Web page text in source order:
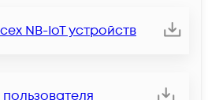
NB-IoT устройств